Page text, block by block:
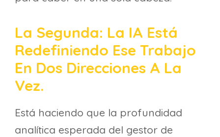
La Segunda: La IA Está
Redefiniendo Ese Trabajo
En Dos Direcciones A La
Vez.
Está haciendo que la profundidad
analítica esperada del gestor de